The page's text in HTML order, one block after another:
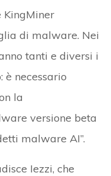
KingMiner
di malware. Nei
tanti e diversi i
necessario
la
versione beta
malware AI”.
Iezzi, che